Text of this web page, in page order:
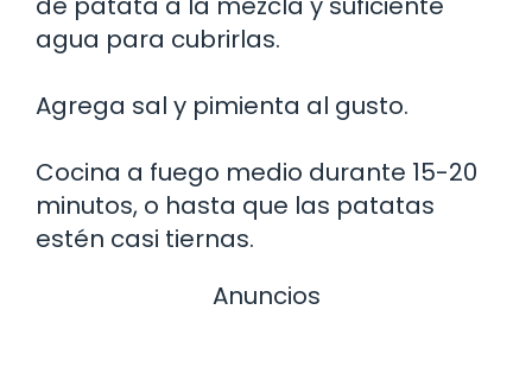
agua para cubrirlas.
Agrega sal y pimienta al gusto.
Cocina a fuego medio durante 15-20
minutos, o hasta que las patatas
estén casi tiernas.
Anuncios